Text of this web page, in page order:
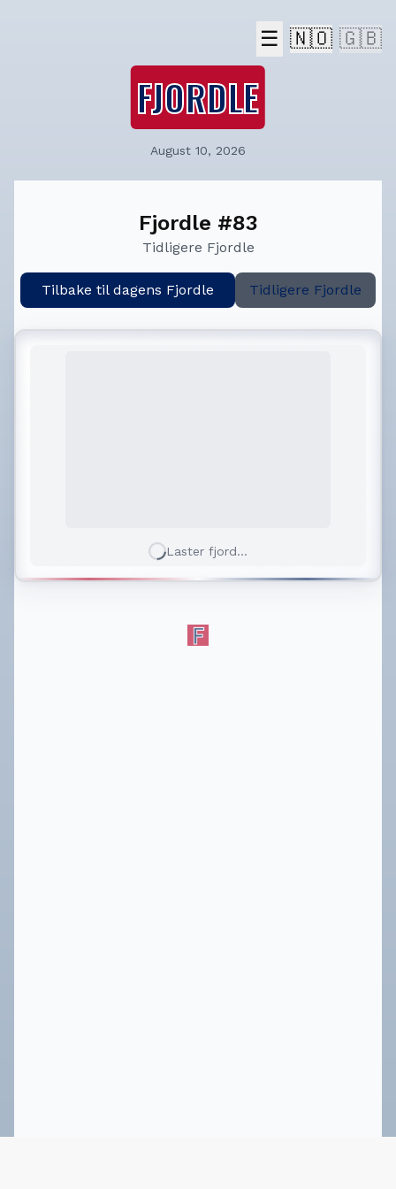
☰ 🇳🇴 🇬🇧
FJORDLE
August 10, 2026
Fjordle #83
Tidligere Fjordle
Tilbake til dagens Fjordle Tidligere Fjordle
Laster fjord...